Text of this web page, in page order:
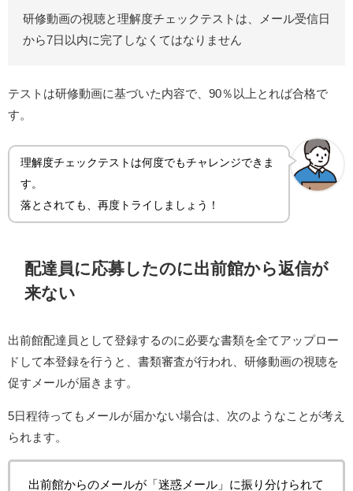
研修動画の視聴と理解度チェックテストは、メール受信日
から7日以内に完了しなくてはなりません
テストは研修動画に基づいた内容で、90％以上とれば合格で
す。
理解度チェックテストは何度でもチャレンジできま
す。
落とされても、再度トライしましょう！
配達員に応募したのに出前館から返信が
来ない
出前館配達員として登録するのに必要な書類を全てアップロー
ドして本登録を行うと、書類審査が行われ、研修動画の視聴を
促すメールが届きます。
5日程待ってもメールが届かない場合は、次のようなことが考え
られます。
出前館からのメールが「迷惑メール」に振り分けられて